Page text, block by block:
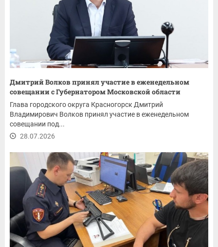
Дмитрий Волков принял участие в еженедельном
совещании с Губернатором Московской области
Глава городского округа Красногорск Дмитрий
Владимирович Волков принял участие в еженедельном
совещании под...
28.07.2026